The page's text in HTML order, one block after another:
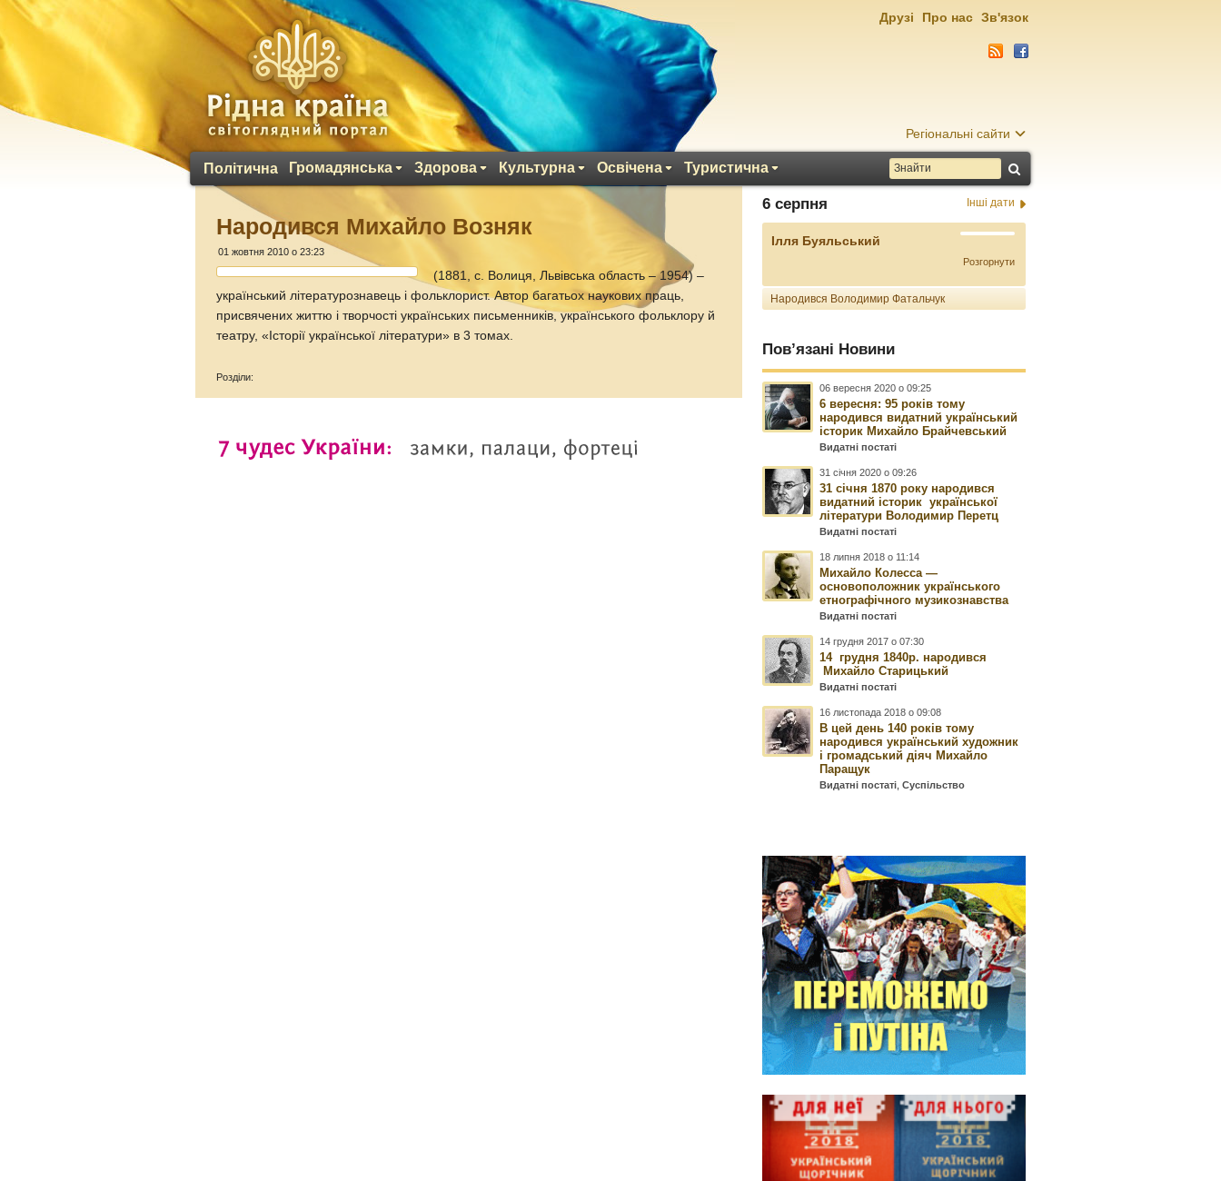
Регіональні сайти
Політична Громадянська Здорова Культурна Освічена Туристична
Друзі Про нас Зв'язок
Народився Михайло Возняк
01 жовтня 2010 о 23:23
(1881, с. Волиця, Львівська область – 1954) –
український літературознавець і фольклорист. Автор багатьох наукових праць,
присвячених життю і творчості українських письменників, українського фольклору й
театру, «Історії української літератури» в 3 томах.
Розділи:
6 серпня Інші дати
Ілля Буяльський
Розгорнути
Народився Володимир Фатальчук
Пов’язані Новини
06 вересня 2020 о 09:25
6 вересня: 95 років тому
народився видатний український
історик Михайло Брайчевський
Видатні постаті
31 січня 2020 о 09:26
31 січня 1870 року народився
видатний історик української
літератури Володимир Перетц
Видатні постаті
18 липня 2018 о 11:14
Михайло Колесса —
основоположник українського
етнографічного музикознавства
Видатні постаті
14 грудня 2017 о 07:30
14 грудня 1840р. народився
Михайло Старицький
Видатні постаті
16 листопада 2018 о 09:08
В цей день 140 років тому
народився український художник
і громадський діяч Михайло
Паращук
Видатні постаті ,Суспільство